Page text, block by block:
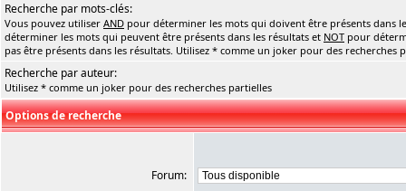
Recherche par mots-clés:
Vous pouvez utiliser AND pour déterminer les mots qui doivent être présents dans
déterminer les mots qui peuvent être présents dans les résultats et NOT pour
pas être présents dans les résultats. Utilisez * comme un joker pour des recherches
Recherche par auteur:
Utilisez * comme un joker pour des recherches partielles
Options de recherche
Forum: